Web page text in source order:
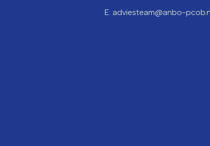
E: adviesteam@anbo-